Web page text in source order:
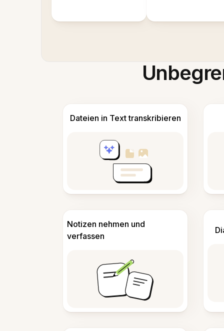
Dateien in Text transkribieren
Notizen nehmen und
verfassen